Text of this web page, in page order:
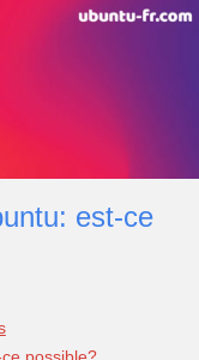
est-ce